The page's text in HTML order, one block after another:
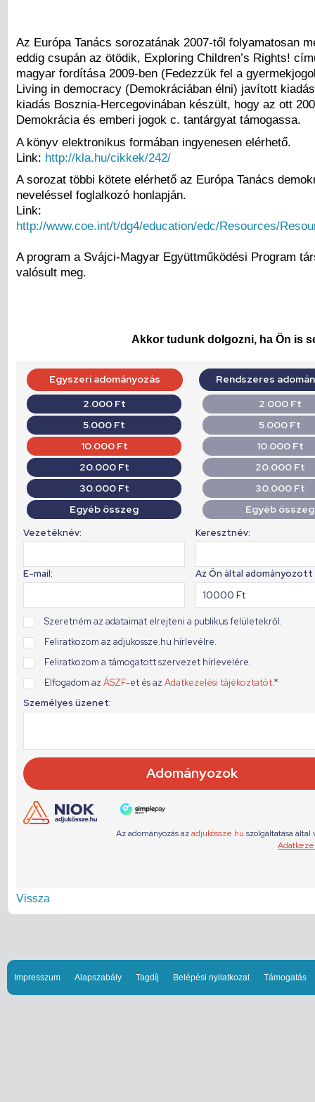
Az Európa Tanács sorozatának 2007-től folyamatosan
eddig csupán az ötödik, Exploring Children’s Rights!
magyar fordítása 2009-ben (Fedezzük fel a
Living in democracy (Demokráciában élni) javított
kiadás Bosznia-Hercegovinában készült, hogy az ott
Demokrácia és emberi jogok c. tantárgyat támogassa.
A könyv elektronikus formában ingyenesen elérhető.
Link: http://kla.hu/cikkek/242/
A sorozat többi kötete elérhető az Európa Tanács
neveléssel foglalkozó honlapján.
Link:
http://www.coe.int/t/dg4/education/edc/Resources/
A program a Svájci-Magyar Együttműködési Program
valósult meg.
Akkor tudunk dolgozni, ha Ön is
Vissza
Impresszum Alapszabály Tagdíj Belépési nyilatkozat Támogatás